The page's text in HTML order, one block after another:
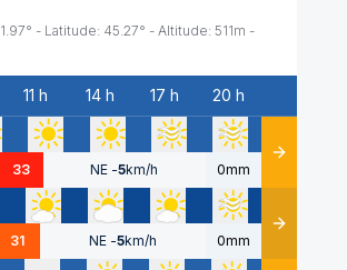
1.97° - Latitude: 45.27° - Altitude: 511m -
11 h 14 h 17 h 20 h
33 NE -5km/h 0mm Détails
31 NE -5km/h 0mm Détails